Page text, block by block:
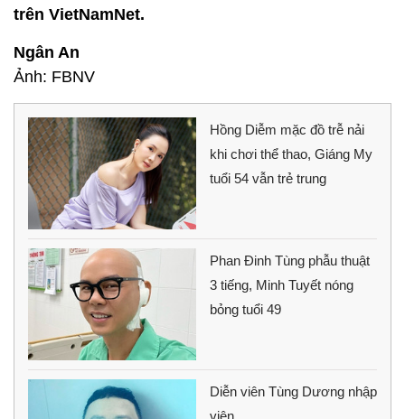
trên VietNamNet.
Ngân An
Ảnh: FBNV
Hồng Diễm mặc đồ trễ nải
khi chơi thể thao, Giáng My
tuổi 54 vẫn trẻ trung
Phan Đinh Tùng phẫu thuật
3 tiếng, Minh Tuyết nóng
bỏng tuổi 49
Diễn viên Tùng Dương nhập
viện